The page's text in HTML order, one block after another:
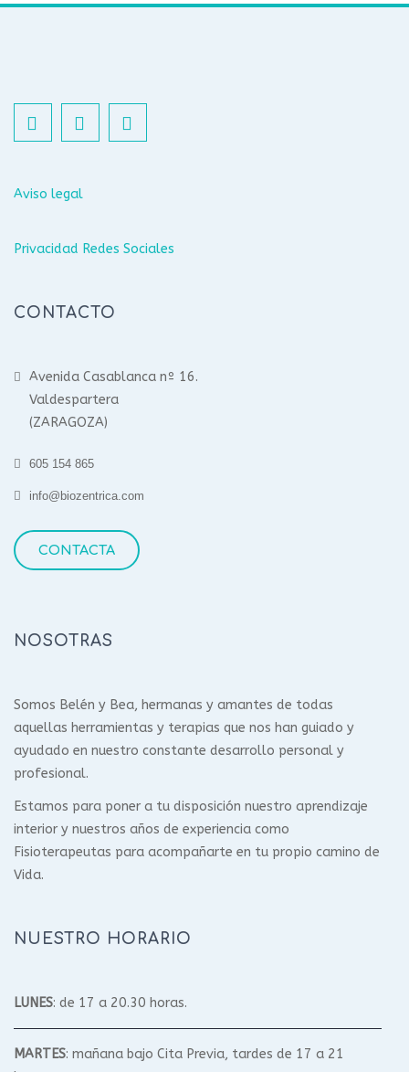
Aviso legal
Privacidad Redes Sociales
CONTACTO
Avenida Casablanca nº 16.
Valdespartera
(ZARAGOZA)
605 154 865
info@biozentrica.com
CONTACTA
NOSOTRAS
Somos Belén y Bea, hermanas y amantes de todas
aquellas herramientas y terapias que nos han guiado y
ayudado en nuestro constante desarrollo personal y
profesional.
Estamos para poner a tu disposición nuestro aprendizaje
interior y nuestros años de experiencia como
Fisioterapeutas para acompañarte en tu propio camino de
Vida.
NUESTRO HORARIO
LUNES: de 17 a 20.30 horas.
MARTES: mañana bajo Cita Previa, tardes de 17 a 21